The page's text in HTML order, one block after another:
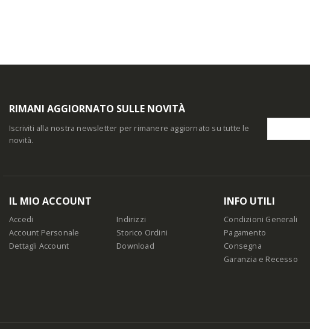
RIMANI AGGIORNATO SULLE NOVITÀ
Iscriviti alla nostra newsletter per rimanere aggiornato su tutte le
novità.
IL MIO ACCOUNT
Accedi
Account Personale
Dettagli Account
Indirizzi
Storico Ordini
Download
INFO UTILI
Condizioni Generali
Pagamento
Consegna
Garanzia e Recesso